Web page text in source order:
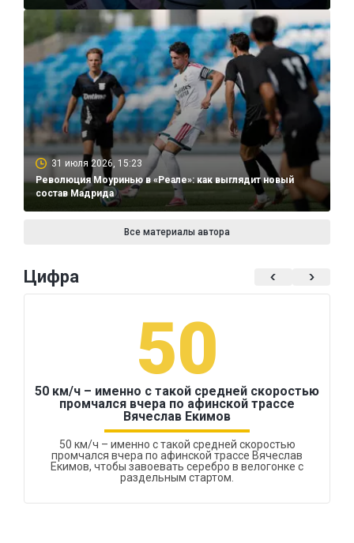
31 июля 2026, 15:23
Революция Моуринью в «Реале»: как выглядит новый
состав Мадрида
Все материалы автора
Цифра
50
50 км/ч – именно с такой средней скоростью
промчался вчера по афинской трассе
Вячеслав Екимов
50 км/ч – именно с такой средней скоростью
промчался вчера по афинской трассе Вячеслав
Екимов, чтобы завоевать серебро в велогонке с
раздельным стартом.